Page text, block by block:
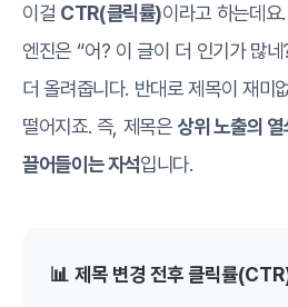
이걸 CTR(클릭률)이라고 하는데
엔진은 “어? 이 글이 더 인기가 많
더 올려줍니다. 반대로 제목이 재미
떨어지죠. 즉, 제목은 상위 노출의 열
끌어들이는 자석입니다.
📊 제목 변경 전후 클릭률